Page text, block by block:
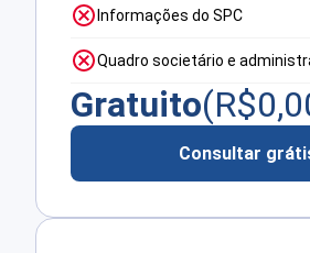
Informações do SPC
Quadro societário e
Gratuito(R$
Consultar